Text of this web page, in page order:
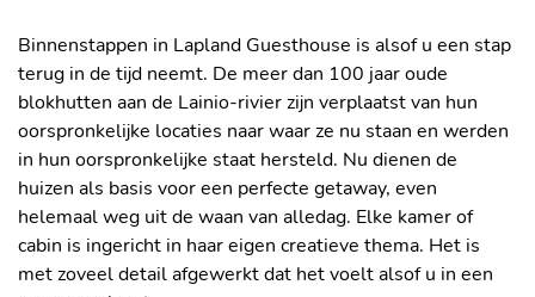
Binnenstappen in Lapland Guesthouse is alsof u een stap
terug in de tijd neemt. De meer dan 100 jaar oude
blokhutten aan de Lainio-rivier zijn verplaatst van hun
oorspronkelijke locaties naar waar ze nu staan en werden
in hun oorspronkelijke staat hersteld. Nu dienen de
huizen als basis voor een perfecte getaway, even
helemaal weg uit de waan van alledag. Elke kamer of
cabin is ingericht in haar eigen creatieve thema. Het is
met zoveel detail afgewerkt dat het voelt alsof u in een